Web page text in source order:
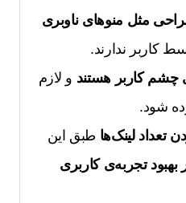
مثل منوهای ناوبری
کاربر ندارند.
چشم کاربر هستند و لازم
شود.
تعداد لینک‌ها طبق این
تجربه‌ی کاربری